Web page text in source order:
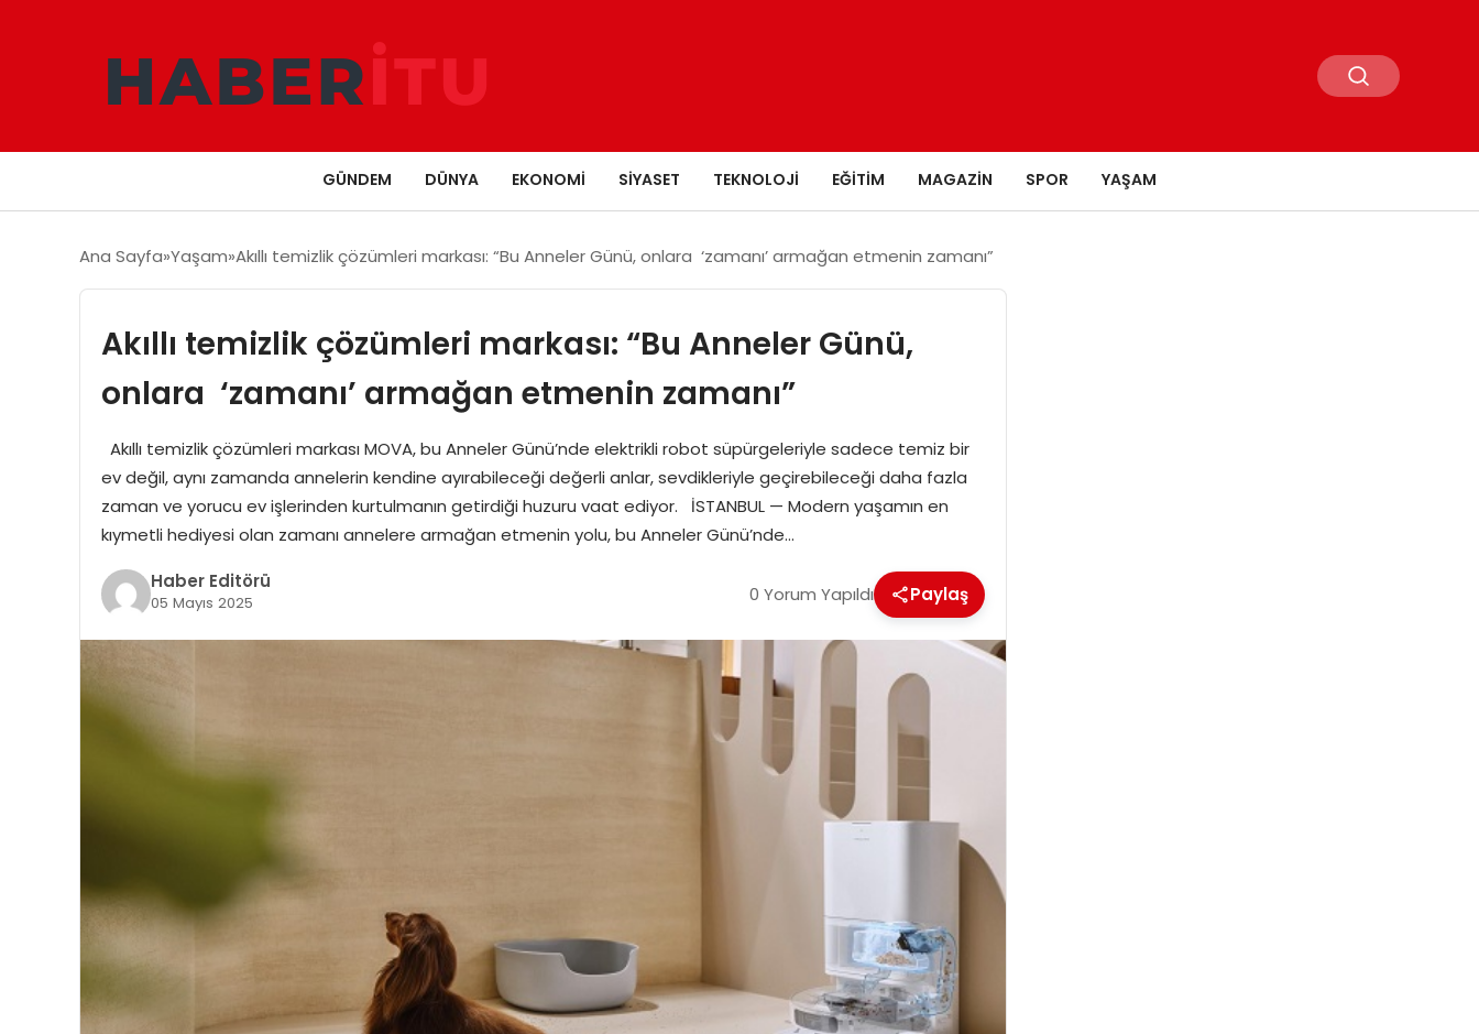
GÜNDEM DÜNYA EKONOMI SIYASET TEKNOLOJI EĞITIM MAGAZIN SPOR YAŞAM
Ana Sayfa Yaşam Akıllı temizlik çözümleri markası: “Bu Anneler Günü, onlara ‘zamanı’ armağan etmenin zamanı”
Akıllı temizlik çözümleri markası: “Bu Anneler Günü,
onlara ‘zamanı’ armağan etmenin zamanı”
Akıllı temizlik çözümleri markası MOVA, bu Anneler Günü’nde elektrikli robot süpürgeleriyle sadece temiz bir
ev değil, aynı zamanda annelerin kendine ayırabileceği değerli anlar, sevdikleriyle geçirebileceği daha fazla
zaman ve yorucu ev işlerinden kurtulmanın getirdiği huzuru vaat ediyor. İSTANBUL — Modern yaşamın en
kıymetli hediyesi olan zamanı annelere armağan etmenin yolu, bu Anneler Günü’nde…
Haber Editörü
05 Mayıs 2025 0 Yorum Yapıldı Paylaş